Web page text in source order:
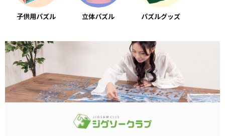
子供用パズル 立体パズル パズルグッズ